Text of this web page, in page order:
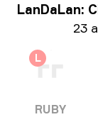
Информация о
LanDaLan:
Информация о
23
L
RUBY